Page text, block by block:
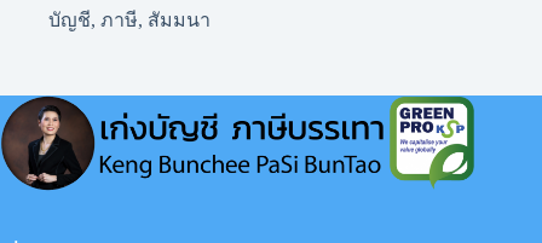
บัญชี, ภาษี, สัมมนา